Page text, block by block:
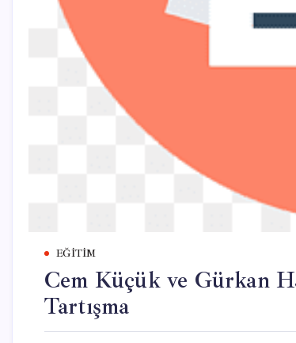
EĞITIM
Cem Küçük ve Gürkan
Tartışma